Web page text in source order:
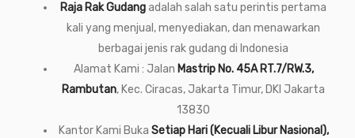
Raja Rak Gudangadalah salah satu perintis pertama
kali yang menjual, menyediakan, dan menawarkan
berbagai jenis rak gudang di Indonesia
Alamat Kami : Jalan Mastrip No. 45A RT.7/RW.3,
Rambutan, Kec. Ciracas, Jakarta Timur, DKI Jakarta
13830
Kantor Kami Buka Setiap Hari (Kecuali Libur Nasional),